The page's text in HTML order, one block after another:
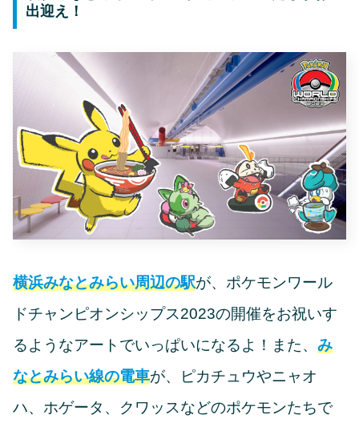
出迎え！
横浜みなとみらい周辺の駅が、ポケモンワール
ドチャンピオンシップス2023の開催をお祝いす
るようなアートでいっぱいになるよ！また、 み
なとみらい線の電車が、ピカチュウやニャオ
ハ、ホゲータ、クワッスなどのポケモンたちで